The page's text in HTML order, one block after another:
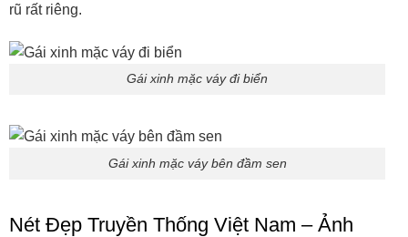
rũ rất riêng.
Gái xinh mặc váy đi biển
Gái xinh mặc váy bên đầm sen
Nét Đẹp Truyền Thống Việt Nam – Ảnh